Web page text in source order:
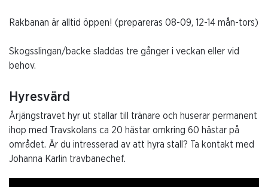
Rakbanan är alltid öppen! (prepareras 08-09, 12-14 mån-tors)
Skogsslingan/backe sladdas tre gånger i veckan eller vid
behov.
Hyresvärd
Årjängstravet hyr ut stallar till tränare och huserar permanent
ihop med Travskolans ca 20 hästar omkring 60 hästar på
området. Är du intresserad av att hyra stall? Ta kontakt med
Johanna Karlin travbanechef.